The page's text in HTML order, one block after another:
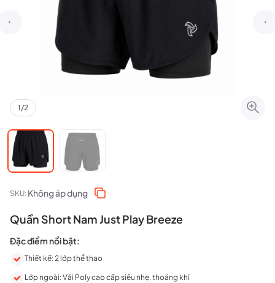
1/2
SKU: Không áp dụng
Quần Short Nam Just Play Breeze
Đặc điểm nổi bật:
Thiết kế: 2 lớp thể thao
Lớp ngoài: Vải Poly cao cấp siêu nhẹ, thoáng khí